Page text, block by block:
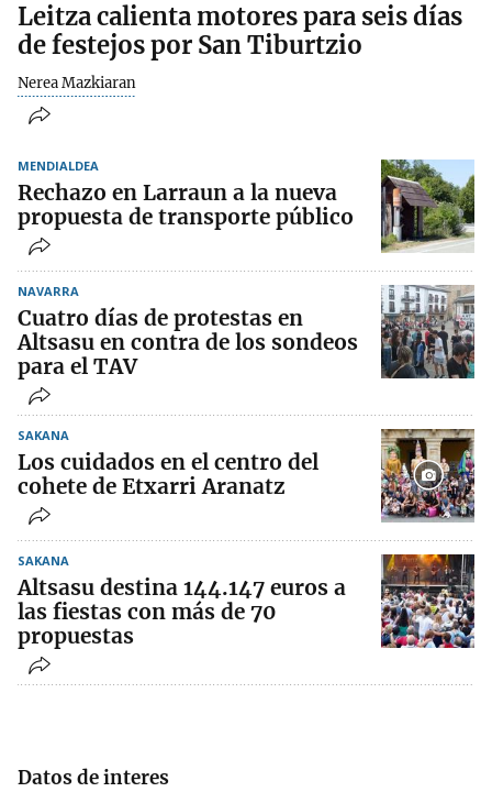
Leitza calienta motores para seis días
de festejos por San Tiburtzio
Nerea Mazkiaran
MENDIALDEA
Rechazo en Larraun a la nueva
propuesta de transporte público
NAVARRA
Cuatro días de protestas en
Altsasu en contra de los sondeos
para el TAV
SAKANA
Los cuidados en el centro del
cohete de Etxarri Aranatz
SAKANA
Altsasu destina 144.147 euros a
las fiestas con más de 70
propuestas
Datos de interes